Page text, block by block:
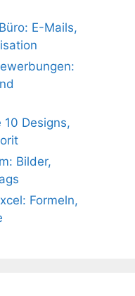
E-Mails,
Designs,
Bilder,
Formeln,